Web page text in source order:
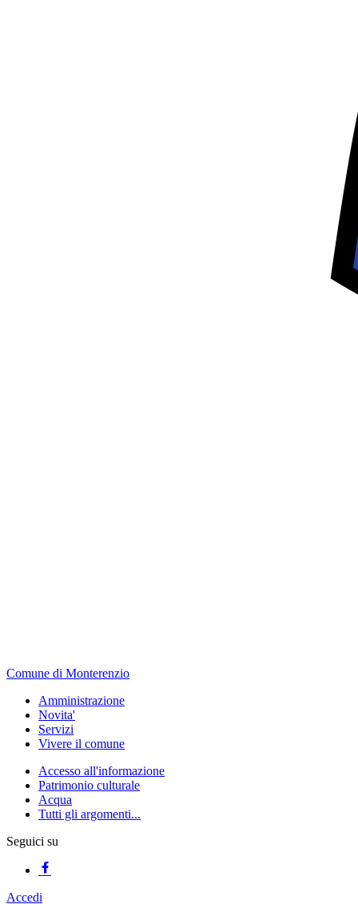
Comune di Monterenzio
Amministrazione
Novita'
Servizi
Vivere il comune
Accesso all'informazione
Patrimonio culturale
Acqua
Tutti gli argomenti...
Seguici su
Accedi